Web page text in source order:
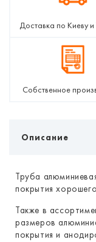
Доставка по Киеву
Собственное
Описание
Труба
покрытия
Также в
размеров
покрытия и